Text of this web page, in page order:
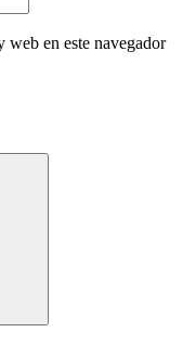
en este navegador